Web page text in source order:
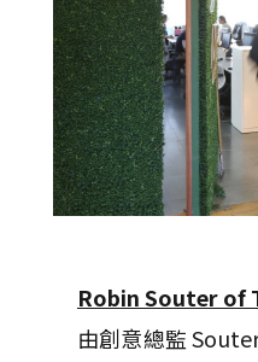
Robin Souter of
由創意總監